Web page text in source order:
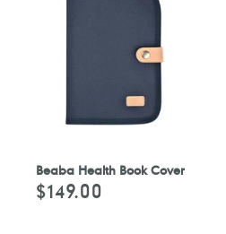
Beaba Health Book Cover
定
價
$149.00